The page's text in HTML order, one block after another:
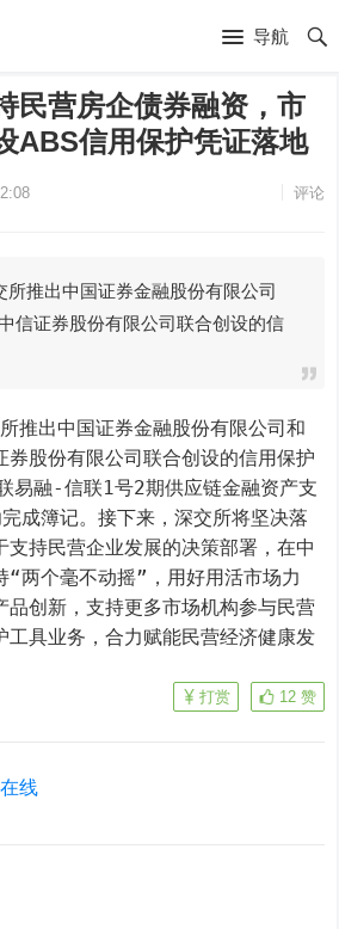
导航
民营房企债券融资，市
ABS信用保护凭证落地
评论
所推出中国证券金融股份有限公司
信证券股份有限公司联合创设的信
券股份有限公司联合创设的信用保护
易融-信联1号2期供应链金融资产支
成簿记。接下来，深交所将坚决落
支持民营企业发展的决策部署，在中
“两个毫不动摇”，用好用活市场力
品创新，支持更多市场机构参与民营
工具业务，合力赋能民营经济健康发
12 赞
打赏
线